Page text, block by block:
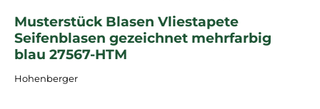
Musterstück Blasen Vliestapete
Seifenblasen gezeichnet mehrfarbig
blau 27567-HTM
Hohenberger